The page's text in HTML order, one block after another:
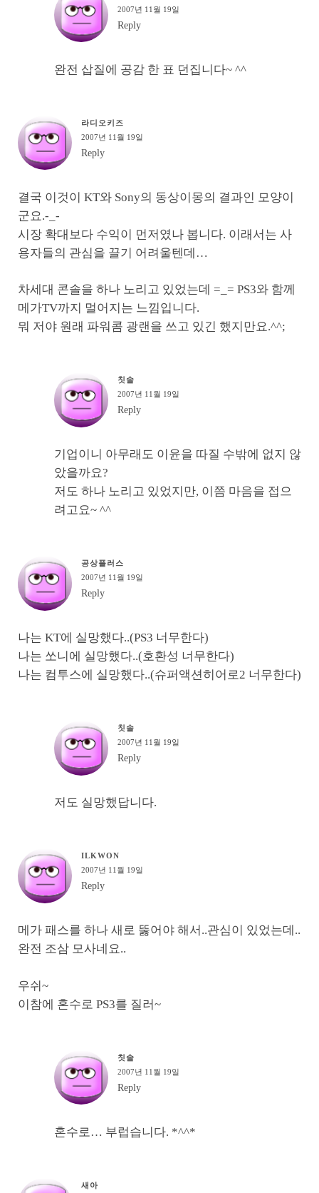
2007년 11월 19일
Reply
완전 삽질에 공감 한 표 던집니다~ ^^
라디오키즈
2007년 11월 19일
Reply
결국 이것이 KT와 Sony의 동상이몽의 결과인 모양이
군요.-_-
시장 확대보다 수익이 먼저였나 봅니다. 이래서는 사
용자들의 관심을 끌기 어려울텐데…
차세대 콘솔을 하나 노리고 있었는데 =_= PS3와 함께
메가TV까지 멀어지는 느낌입니다.
뭐 저야 원래 파워콤 광랜을 쓰고 있긴 했지만요.^^;
칫솔
2007년 11월 19일
Reply
기업이니 아무래도 이윤을 따질 수밖에 없지 않
았을까요?
저도 하나 노리고 있었지만, 이쯤 마음을 접으
려고요~ ^^
공상플러스
2007년 11월 19일
Reply
나는 KT에 실망했다..(PS3 너무한다)
나는 쏘니에 실망했다..(호환성 너무한다)
나는 컴투스에 실망했다..(슈퍼액션히어로2 너무한다)
칫솔
2007년 11월 19일
Reply
저도 실망했답니다.
ILKWON
2007년 11월 19일
Reply
메가 패스를 하나 새로 뚫어야 해서..관심이 있었는데..
완전 조삼 모사네요..
우쉬~
이참에 혼수로 PS3를 질러~
칫솔
2007년 11월 19일
Reply
혼수로… 부럽습니다. *^^*
새아